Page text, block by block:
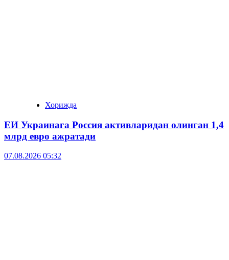
Хорижда
ЕИ Украинага Россия активларидан олинган 1,4
млрд евро ажратади
07.08.2026 05:32